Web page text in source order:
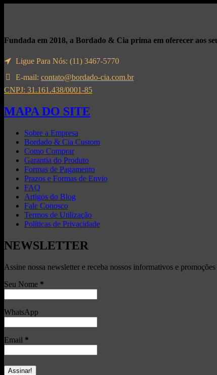
Fundada em 2018, a Bordado & Cia prima em oferecer aos
Ligue Para Nós: (11) 3467-5770
E-mail: contato@bordado-cia.com.br
CNPJ: 31.161.438/0001-85
MAPA DO SITE
Sobre a Empresa
Bordado & Cia Custom
Como Comprar
Garantia do Produto
Formas de Pagamento
Prazos e Formas de Envio
FAQ
Artigos do Blog
Fale Conosco
Termos de Utilização
Políticas de Privacidade
NEWSLETTER
Assine nossa newsletter e receba nossos informativos e
Seu Nome *
WhatsApp
Email *